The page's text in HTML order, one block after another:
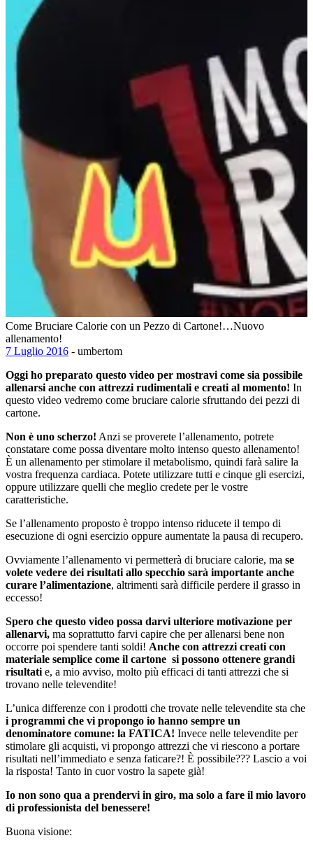
Come Bruciare Calorie con un Pezzo di Cartone!…Nuovo
allenamento!
7 Luglio 2016 - umbertom
Oggi ho preparato questo video per mostravi come sia possibile
allenarsi anche con attrezzi rudimentali e creati al momento! In
questo video vedremo come bruciare calorie sfruttando dei pezzi di
cartone.
Non è uno scherzo! Anzi se proverete l’allenamento, potrete
constatare come possa diventare molto intenso questo allenamento!
È un allenamento per stimolare il metabolismo, quindi farà salire la
vostra frequenza cardiaca. Potete utilizzare tutti e cinque gli esercizi,
oppure utilizzare quelli che meglio credete per le vostre
caratteristiche.
Se l’allenamento proposto è troppo intenso riducete il tempo di
esecuzione di ogni esercizio oppure aumentate la pausa di recupero.
Ovviamente l’allenamento vi permetterà di bruciare calorie, ma se
volete vedere dei risultati allo specchio sarà importante anche
curare l’alimentazione, altrimenti sarà difficile perdere il grasso in
eccesso!
Spero che questo video possa darvi ulteriore motivazione per
allenarvi, ma soprattutto farvi capire che per allenarsi bene non
occorre poi spendere tanti soldi! Anche con attrezzi creati con
materiale semplice come il cartone si possono ottenere grandi
risultati e, a mio avviso, molto più efficaci di tanti attrezzi che si
trovano nelle televendite!
L’unica differenze con i prodotti che trovate nelle televendite sta che
i programmi che vi propongo io hanno sempre un
denominatore comune: la FATICA! Invece nelle televendite per
stimolare gli acquisti, vi propongo attrezzi che vi riescono a portare
risultati nell’immediato e senza faticare?! È possibile??? Lascio a voi
la risposta! Tanto in cuor vostro la sapete già!
Io non sono qua a prendervi in giro, ma solo a fare il mio lavoro
di professionista del benessere!
Buona visione: